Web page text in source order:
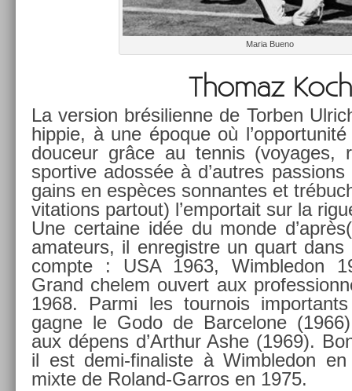
Maria Bueno
Thomaz Koch
La vers­ion brésilien­ne de Torb­en
hip­pie, à une époque où
douceur grâce au ten­nis (voyages,
spor­tive adossée à d’aut­res
gains en espèces son­nantes et
vita­tions par­tout) l’em­portait sur la
Une cer­taine idée du monde
amateurs, il en­registre un quart
com­pte : USA 1963, Wimbledon
Grand chelem ouvert aux
1968. Parmi les tour­nois
gagne le Godo de Bar­celone
aux dépens d’Arthur Ashe (1969).
il est demi-finaliste à Wimbledon
mixte de Roland-Garros en 1975.